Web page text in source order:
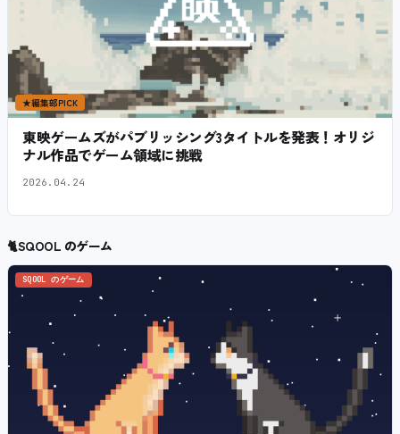
★編集部PICK
東映ゲームズがパブリッシング3タイトルを発表！オリジ
ナル作品でゲーム領域に挑戦
2026.04.24
🐈SQOOL のゲーム
SQOOL のゲーム